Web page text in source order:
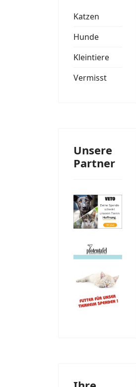
Katzen
Hunde
Kleintiere
Vermisst
Unsere
Partner